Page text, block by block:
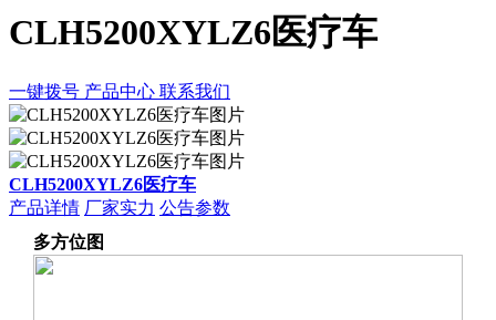
CLH5200XYLZ6医疗车
一键拨号 产品中心 联系我们
CLH5200XYLZ6医疗车
产品详情 厂家实力 公告参数
多方位图